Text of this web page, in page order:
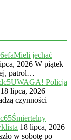
Mieli jechać
2026 W piątek
patrol…
UWAGA! Policja
18 lipca, 2026
czynności
Śmiertelny
18 lipca, 2026
w sobotę po